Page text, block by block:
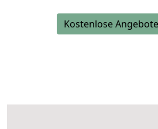
Kostenlose